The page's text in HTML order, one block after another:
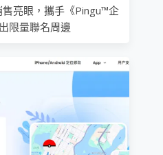
亮眼，攜手《Pingu™企
限量聯名周邊